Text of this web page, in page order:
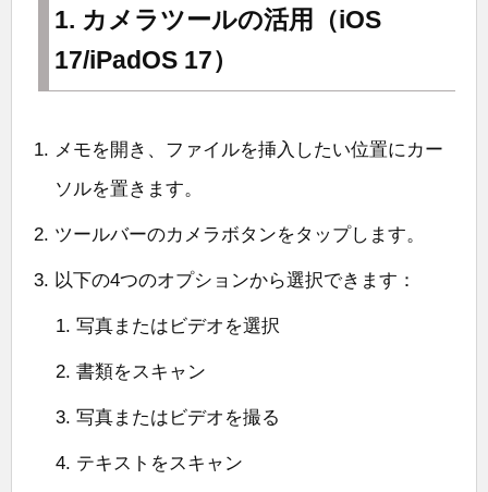
1. カメラツールの活用（iOS
17/iPadOS 17）
メモを開き、ファイルを挿入したい位置にカー
ソルを置きます。
ツールバーのカメラボタンをタップします。
以下の4つのオプションから選択できます：
写真またはビデオを選択
書類をスキャン
写真またはビデオを撮る
テキストをスキャン